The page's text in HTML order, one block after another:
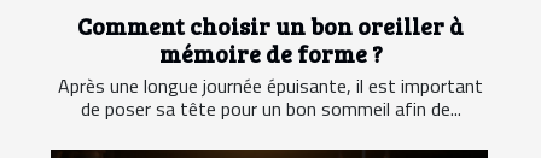
Comment choisir un bon oreiller à
mémoire de forme ?
Après une longue journée épuisante, il est important
de poser sa tête pour un bon sommeil afin de...